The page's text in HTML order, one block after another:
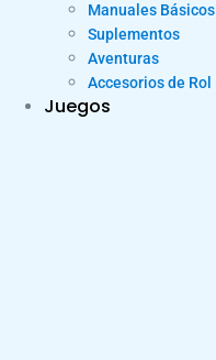
Manuales Básicos
Suplementos
Aventuras
Accesorios de Rol
Juegos